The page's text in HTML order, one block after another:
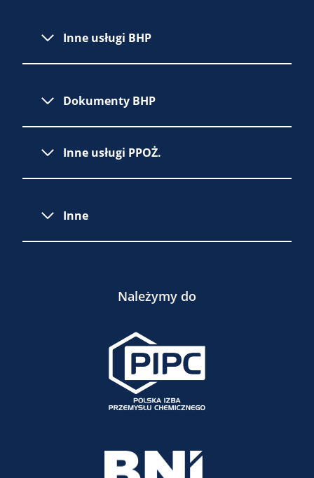
Inne usługi BHP
Dokumenty BHP
Inne usługi PPOŻ.
Inne
Należymy do